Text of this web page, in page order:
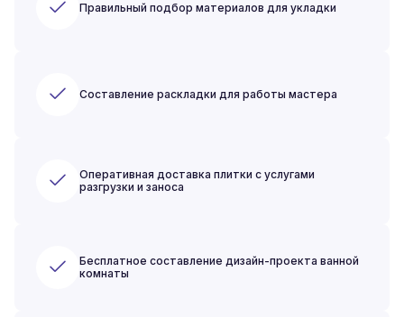
Правильный подбор материалов для укладки
Составление раскладки для работы мастера
Оперативная доставка плитки с услугами
разгрузки и заноса
Бесплатное составление дизайн-проекта ванной
комнаты